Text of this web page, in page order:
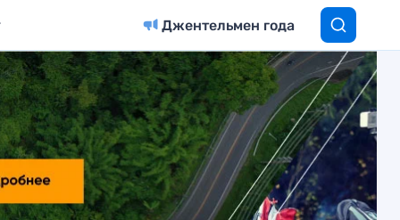
Джентельмен года